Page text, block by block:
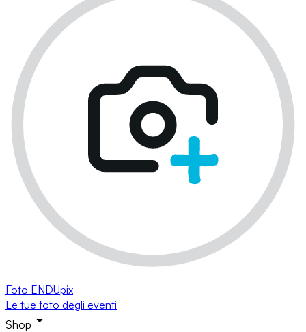
Foto ENDUpix
Le tue foto degli eventi
Shop